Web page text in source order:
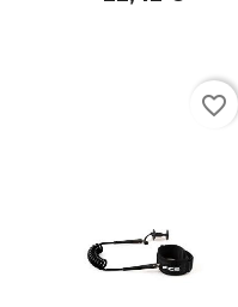
favorite_border